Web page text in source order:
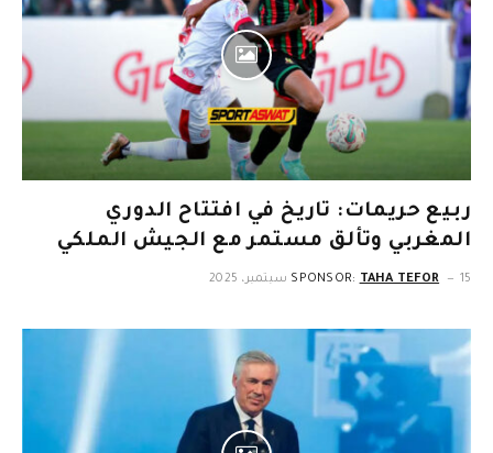
ربيع حريمات: تاريخ في افتتاح الدوري
المغربي وتألق مستمر مع الجيش الملكي
SPONSOR: TAHA TEFOR 15 سبتمبر، 2025